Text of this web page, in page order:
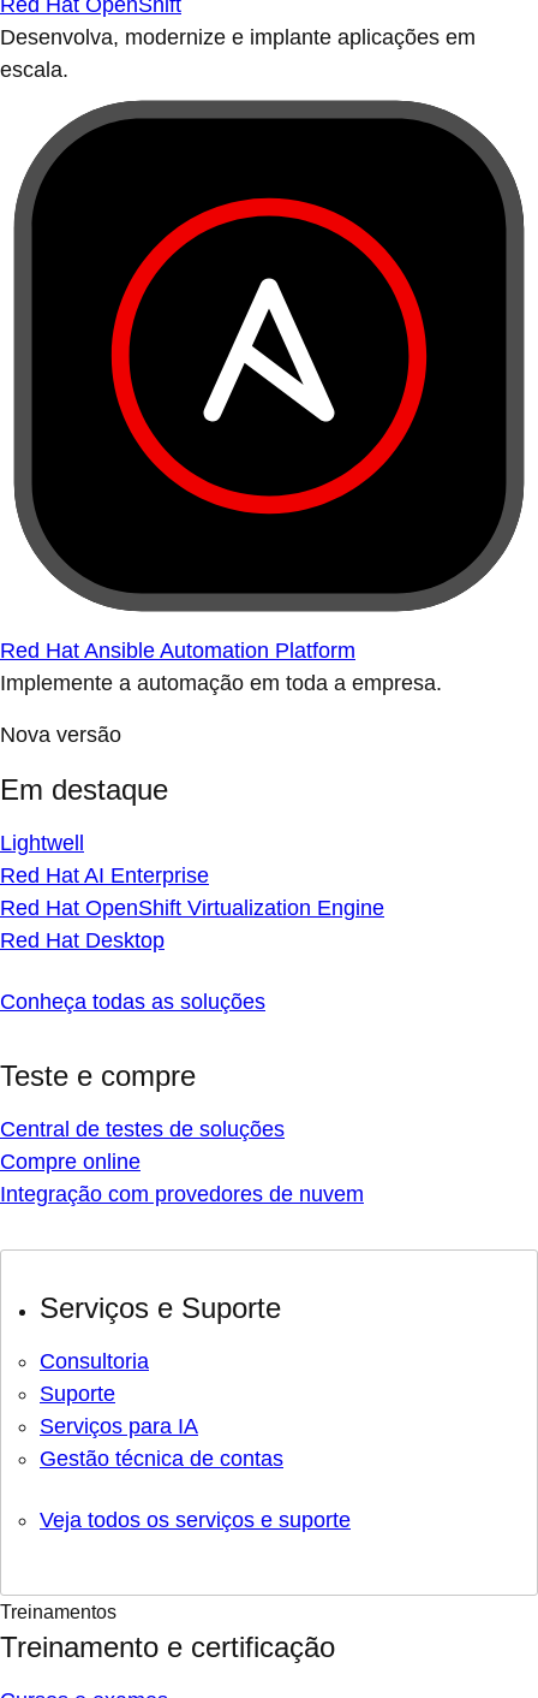
Red Hat OpenShift
Desenvolva, modernize e implante aplicações em
escala.
Red Hat Ansible Automation Platform
Implemente a automação em toda a empresa.
Nova versão
Em destaque
Lightwell
Red Hat AI Enterprise
Red Hat OpenShift Virtualization Engine
Red Hat Desktop
Conheça todas as soluções
Teste e compre
Central de testes de soluções
Compre online
Integração com provedores de nuvem
Serviços e Suporte
Consultoria
Suporte
Serviços para IA
Gestão técnica de contas
Veja todos os serviços e suporte
Treinamentos
Treinamento e certificação